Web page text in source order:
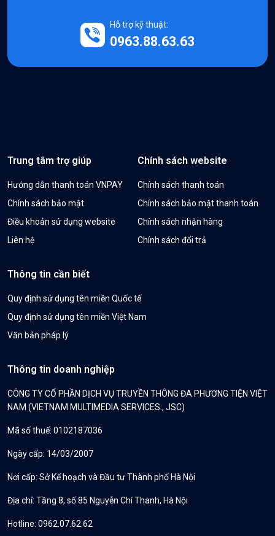
Hỗ trợ kỹ thuật:
0963.88.63.63
Trung tâm trợ giúp
Hướng dẫn thanh toán VNPAY
Chính sách bảo mật
Điều khoản sử dụng website
Liên hệ
Chính sách website
Chính sách thanh toán
Chính sách bảo mật thanh toán
Chính sách nhận hàng
Chính sách đổi trả
Thông tin cần biết
Quy định sử dụng tên miền Quốc tế
Quy định sử dụng tên miền Việt Nam
Văn bản pháp lý
Thông tin doanh nghiệp
CÔNG TY CỔ PHẦN DỊCH VỤ TRUYỀN THÔNG ĐA PHƯƠNG TIỆN VIỆT
NAM (VIETNAM MULTIMEDIA SERVICES., JSC)
Mã số thuế: 0102187036
Ngày cấp: 14/03/2007
Nơi cấp: Sở Kế hoạch và Đầu tư Thành phố Hà Nội
Địa chỉ: Tầng 8, số 85 Nguyễn Chí Thanh, Hà Nội
Hotline: 0962.07.62.62